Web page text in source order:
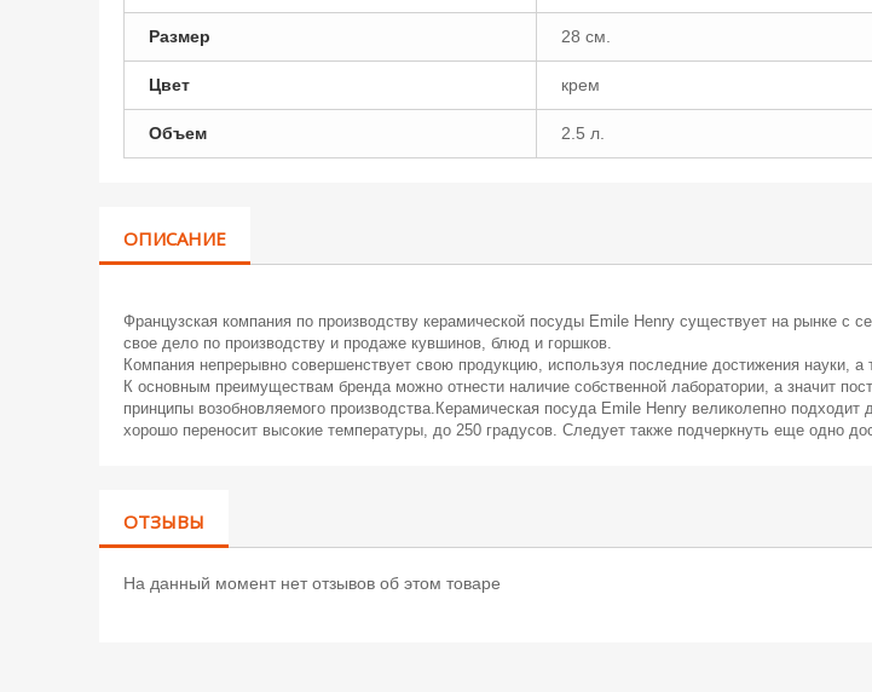
Размер 28 см.
Цвет крем
Объем 2.5 л.
ОПИСАНИЕ
Французская компания по производству керамической посуды Emile Henry существует на рынке
свое дело по производству и продаже кувшинов, блюд и горшков.
Компания непрерывно совершенствует свою продукцию, используя последние достижения науки,
К основным преимуществам бренда можно отнести наличие собственной лаборатории, а значит
принципы возобновляемого производства.Керамическая посуда Emile Henry великолепно
хорошо переносит высокие температуры, до 250 градусов. Следует также подчеркнуть еще одно
ОТЗЫВЫ
На данный момент нет отзывов об этом товаре